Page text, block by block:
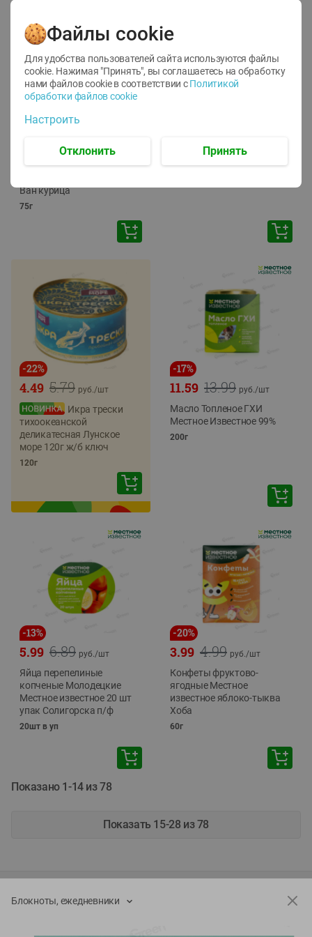
12
1.05 руб./
руб./шт
Корм влаж. для кош. с
Ван курица
75г
ТОФУ Vegetus ТВЕРДЫЙ
-22%
5.79
4.49 руб./шт
Икра трески
тихоокеанской
деликатесная Лунское
море 120г ж/б ключ
120г
-17%
13.99
11.59 руб./шт
Масло Топленое ГХИ
Местное Известное 99%
200г
-13%
6.89
5.99 руб./шт
Яйца перепелиные
копченые Молодецкие
Местное известное 20 шт
упак Солигорска п/ф
20шт в уп
-20%
4.99
3.99 руб./шт
Конфеты фруктово-
ягодные Местное
известное яблоко-тыква
Хоба
60г
Показано 1-14 из 78
Показать 15-28 из 78
Каталог товаров
Блокноты, ежедневники
Файлы cookie
Для удобства пользователей сайта используются файлы
cookie. Нажимая "Принять", вы соглашаетесь на обработку
нами файлов cookie в соответствии с Политикой
обработки файлов cookie
Настроить
Отклонить Принять